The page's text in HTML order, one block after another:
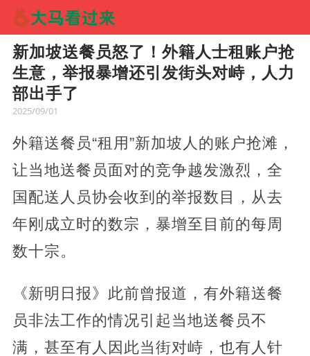
新加坡送餐员怒了！外籍人士租账户抢
生意，举报暴增还引发街头对峙，人力
部出手了
2025/09/01
外籍送餐员“租用”新加坡人的账户抢滩，
让当地送餐员面对的竞争越发激烈，全
国配送人员协会收到的举报数目，从去
年刚成立时的数宗，暴增至目前的每周
数十宗。
《新明日报》此前曾报道，有外籍送餐
员非法工作的情况引起当地送餐员不
满，甚至有人因此当街对峙，也有人针